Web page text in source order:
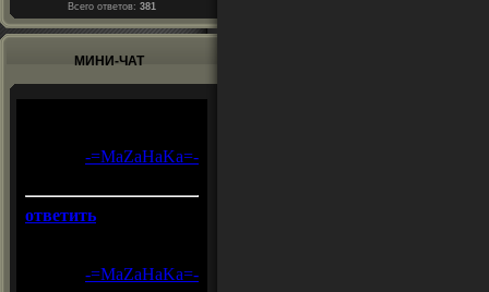
Всего ответов: 381
МИНИ-ЧАТ